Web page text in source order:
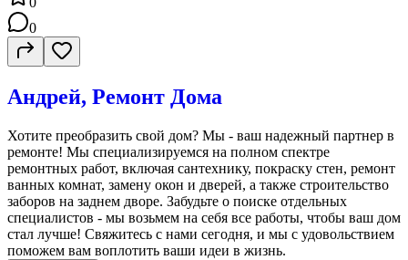
0
Андрей, Ремонт Дома
Хотите преобразить свой дом? Мы - ваш надежный партнер в
ремонте! Мы специализируемся на полном спектре
ремонтных работ, включая сантехнику, покраску стен, ремонт
ванных комнат, замену окон и дверей, а также строительство
заборов на заднем дворе. Забудьте о поиске отдельных
специалистов - мы возьмем на себя все работы, чтобы ваш дом
стал лучше! Свяжитесь с нами сегодня, и мы с удовольствием
поможем вам воплотить ваши идеи в жизнь.